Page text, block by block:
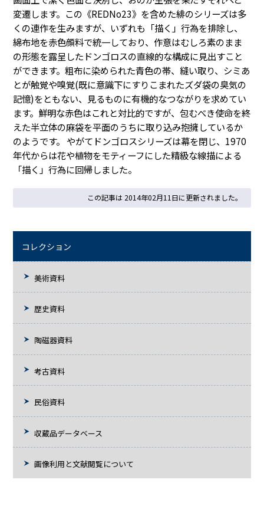
変遷します。この《REDNo23》を含めた緋のシリーズは多
くの連作を生みますが、いずれも「描く」行為を排除し、
綿布地を赤色顔料で統一しており、作意はむしろ素のまま
の形態を露呈したドンゴロスの直線的な構成に見出すこと
ができます。粗布に染められた青色の帯、縫い取り、シミあ
とが触覚や嗅覚(既に意識下にすりこまれたズダ袋の臭気の
記憶)をともない、見るものに有機的なつながりを求めてい
ます。鮮明な赤色はこれと対比的ですが、包むべき使命を終
えた半立体の麻袋を平面のうちに取り込み抱擁しているか
のようです。 やがてドンゴロスシリーズは幕を閉じ、1970
年代からは花や植物をモティーフにした精級な線描による
「描く」行為に回帰しました。
この記事は 2014年02月11日に更新されました。
コレクション
美術資料
歴史資料
陶磁器資料
考古資料
民俗資料
収蔵品データベース
画像利用と文献閲覧について